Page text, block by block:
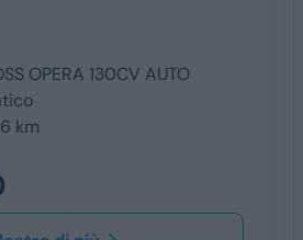
OPERA 130CV AUTO
km